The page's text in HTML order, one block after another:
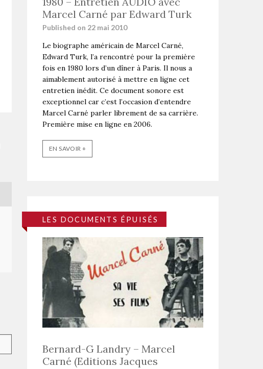
Marcel Carné par Edward Turk
Published on 22 mai 2010
Le biographe américain de Marcel Carné,
Edward Turk, l’a rencontré pour la première
fois en 1980 lors d’un dîner à Paris. Il nous a
aimablement autorisé à mettre en ligne cet
entretien inédit. Ce document sonore est
exceptionnel car c’est l’occasion d’entendre
Marcel Carné parler librement de sa carrière.
Première mise en ligne en 2006.
EN SAVOIR +
LES DOCUMENTS ÉPUISÉS
Bernard-G Landry – Marcel
Carné (Editions Jacques